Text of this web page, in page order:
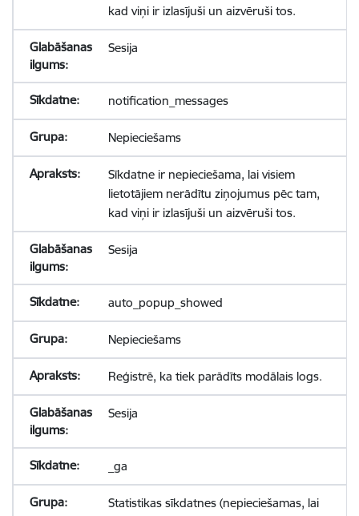
kad viņi ir izlasījuši un aizvēruši tos.
Sesija
notification_messages
Nepieciešams
Sīkdatne ir nepieciešama, lai visiem
lietotājiem nerādītu ziņojumus pēc tam,
kad viņi ir izlasījuši un aizvēruši tos.
Sesija
auto_popup_showed
Nepieciešams
Reģistrē, ka tiek parādīts modālais logs.
Sesija
_ga
Statistikas sīkdatnes (nepieciešamas, lai